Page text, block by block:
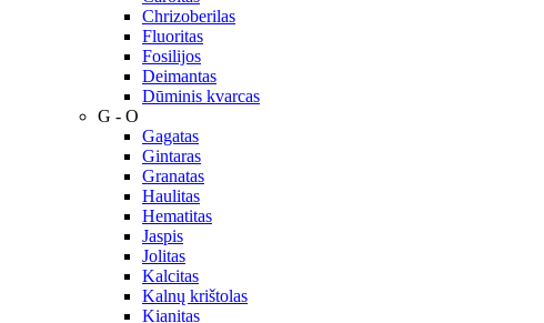
Chrizoberilas
Fluoritas
Fosilijos
Deimantas
Dūminis kvarcas
G - O
Gagatas
Gintaras
Granatas
Haulitas
Hematitas
Jaspis
Jolitas
Kalcitas
Kalnų krištolas
Kianitas